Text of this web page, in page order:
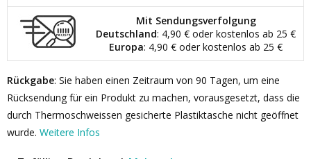
Mit Sendungsverfolgung
Deutschland: 4,90 € oder kostenlos ab 25 €
Europa: 4,90 € oder kostenlos ab 25 €
Rückgabe: Sie haben einen Zeitraum von 90 Tagen, um eine
Rücksendung für ein Produkt zu machen, vorausgesetzt, dass die
durch Thermoschweissen gesicherte Plastiktasche nicht geöffnet
wurde. Weitere Infos